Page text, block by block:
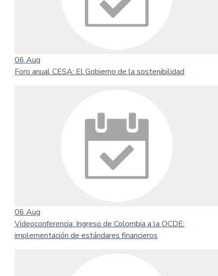
06 Aug
Foro anual CESA: El Gobierno de la sostenibilidad
06 Aug
Videoconferencia: Ingreso de Colombia a la OCDE:
implementación de estándares financieros